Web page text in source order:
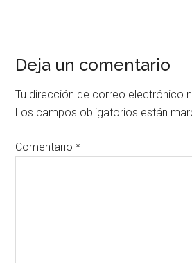
Deja un comentario
Tu dirección de correo electrónico
Los campos obligatorios están
Comentario*